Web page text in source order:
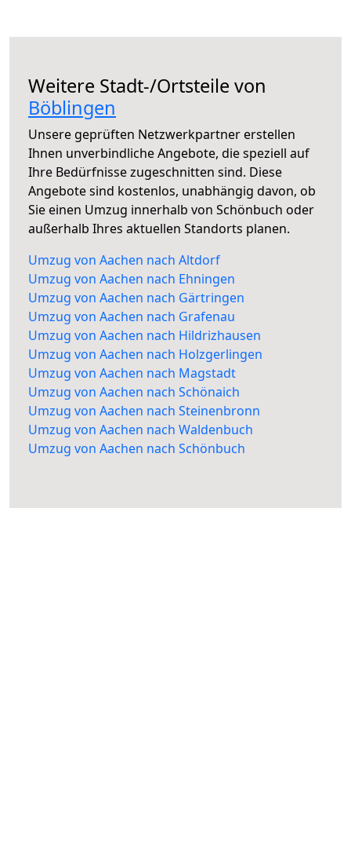
Weitere Stadt-/Ortsteile von
Böblingen
Unsere geprüften Netzwerkpartner erstellen
Ihnen unverbindliche Angebote, die speziell auf
Ihre Bedürfnisse zugeschnitten sind. Diese
Angebote sind kostenlos, unabhängig davon, ob
Sie einen Umzug innerhalb von Schönbuch oder
außerhalb Ihres aktuellen Standorts planen.
Umzug von Aachen nach Altdorf
Umzug von Aachen nach Ehningen
Umzug von Aachen nach Gärtringen
Umzug von Aachen nach Grafenau
Umzug von Aachen nach Hildrizhausen
Umzug von Aachen nach Holzgerlingen
Umzug von Aachen nach Magstadt
Umzug von Aachen nach Schönaich
Umzug von Aachen nach Steinenbronn
Umzug von Aachen nach Waldenbuch
Umzug von Aachen nach Schönbuch